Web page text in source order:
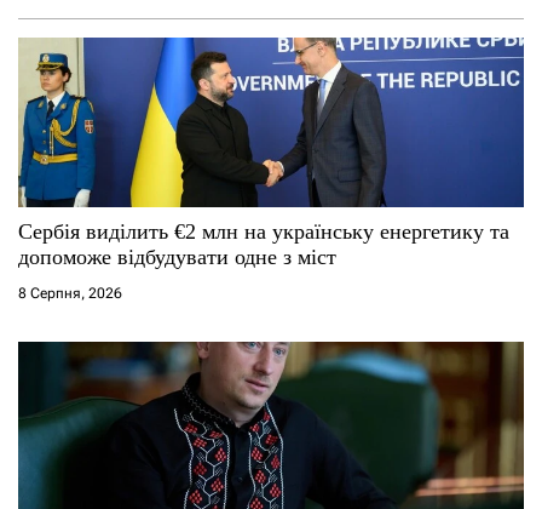
а
п
и
с
і
в
Сербія виділить €2 млн на українську енергетику та
допоможе відбудувати одне з міст
8 Серпня, 2026